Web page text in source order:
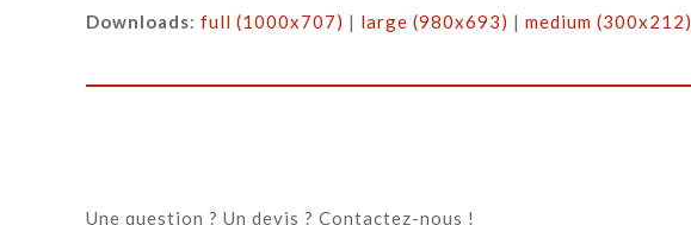
Downloads: full (1000x707) | large (980x693) | medium (300x212)
Une question ? Un devis ? Contactez-nous !